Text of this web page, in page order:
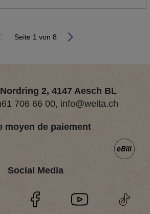
Seite 1 von 8
2, 4147 Aesch BL
706 66 00, info@weita.ch
moyen de paiement
Social Media